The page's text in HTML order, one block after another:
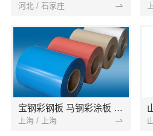
河北 / 石家庄
宝钢彩钢板 马钢彩涂板 镀铝锌卷板 氟碳彩钢板 烨辉彩涂卷 锌铝镁卷 光伏支架
上海 / 上海